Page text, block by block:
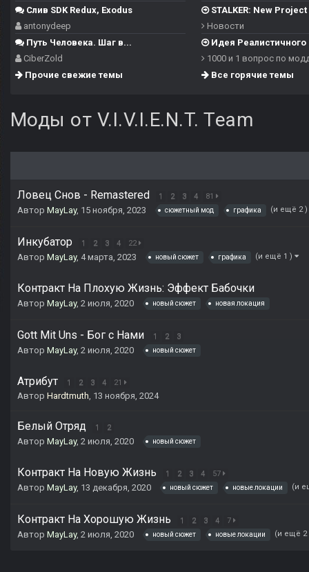
Слив SDK Redux, Exodus
antonydeep
Путь Человека. Шаг в...
CiberZold
Прочие свежие темы
STALKER: New
Новости
Идея
1000 и 1 вопрос по
Все горячие темы
Моды от V.I.V.I.E.N.T. Team
Ловец Снов - Remastered 1 2 3 4 81
Автор MayLay, 15 ноября, 2023 сюжетный мод графика (и ещё 2 )
Инкубатор 1 2 3 4 22
Автор MayLay, 4 марта, 2023 новый сюжет графика (и ещё 1 )
Контракт На Плохую Жизнь: Эффект Бабочки
Автор MayLay, 2 июля, 2020 новый сюжет новая локация
Gott Mit Uns - Бог c Нами 1 2 3
Автор MayLay, 2 июля, 2020 новый сюжет
Атрибут 1 2 3 4 21
Автор Hardtmuth, 13 ноября, 2024
Белый Отряд 1 2
Автор MayLay, 2 июля, 2020 новый сюжет
Контракт На Новую Жизнь 1 2 3 4 57
Автор MayLay, 13 декабря, 2020 новый сюжет новые локации (и
Контракт На Хорошую Жизнь 1 2 3 4 7
Автор MayLay, 2 июля, 2020 новый сюжет новые локации (и ещё